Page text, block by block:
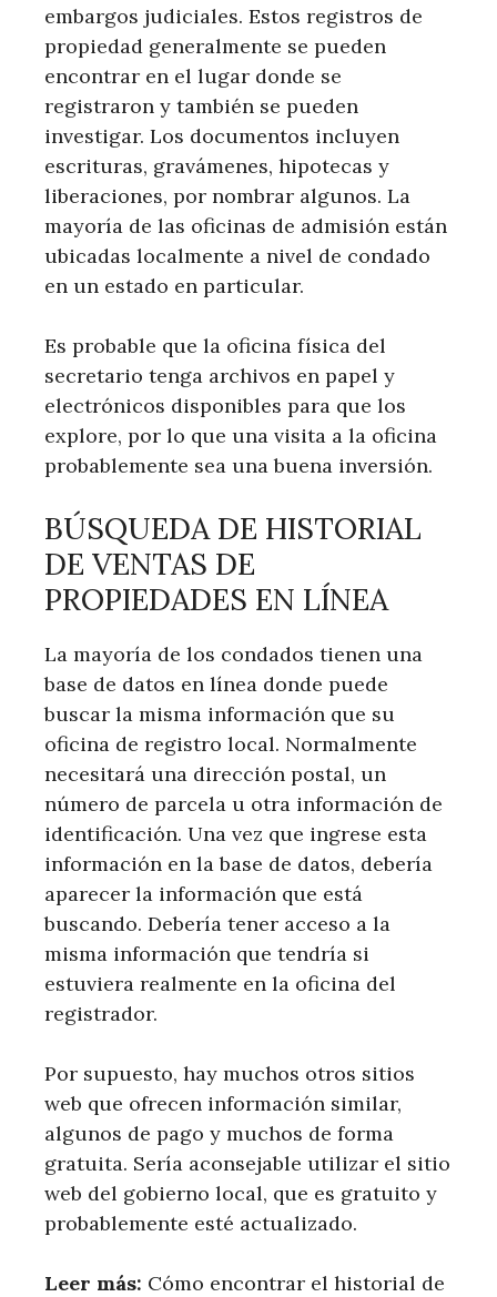
embargos judiciales. Estos registros de
propiedad generalmente se pueden
encontrar en el lugar donde se
registraron y también se pueden
investigar. Los documentos incluyen
escrituras, gravámenes, hipotecas y
liberaciones, por nombrar algunos. La
mayoría de las oficinas de admisión están
ubicadas localmente a nivel de condado
en un estado en particular.
Es probable que la oficina física del
secretario tenga archivos en papel y
electrónicos disponibles para que los
explore, por lo que una visita a la oficina
probablemente sea una buena inversión.
BÚSQUEDA DE HISTORIAL
DE VENTAS DE
PROPIEDADES EN LÍNEA
La mayoría de los condados tienen una
base de datos en línea donde puede
buscar la misma información que su
oficina de registro local. Normalmente
necesitará una dirección postal, un
número de parcela u otra información de
identificación. Una vez que ingrese esta
información en la base de datos, debería
aparecer la información que está
buscando. Debería tener acceso a la
misma información que tendría si
estuviera realmente en la oficina del
registrador.
Por supuesto, hay muchos otros sitios
web que ofrecen información similar,
algunos de pago y muchos de forma
gratuita. Sería aconsejable utilizar el sitio
web del gobierno local, que es gratuito y
probablemente esté actualizado.
Leer más: ​ Cómo encontrar el historial de